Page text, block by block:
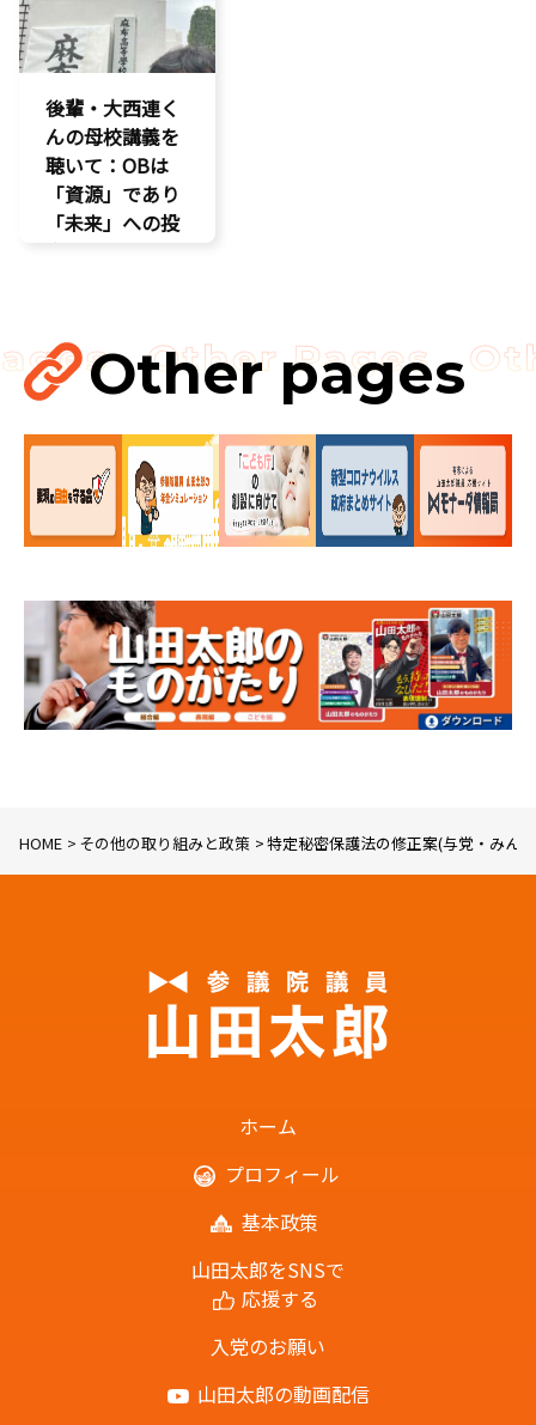
後輩・大西連く
んの母校講義を
聴いて：OBは
「資源」であり
「未来」への投
資だ
講演会Other pages
HOME その他の取り組みと政策 特定秘密保護法の修正案(与党・みん
ホーム
プロフィール
基本政策
山田太郎をSNSで
応援する
入党のお願い
山田太郎の動画配信